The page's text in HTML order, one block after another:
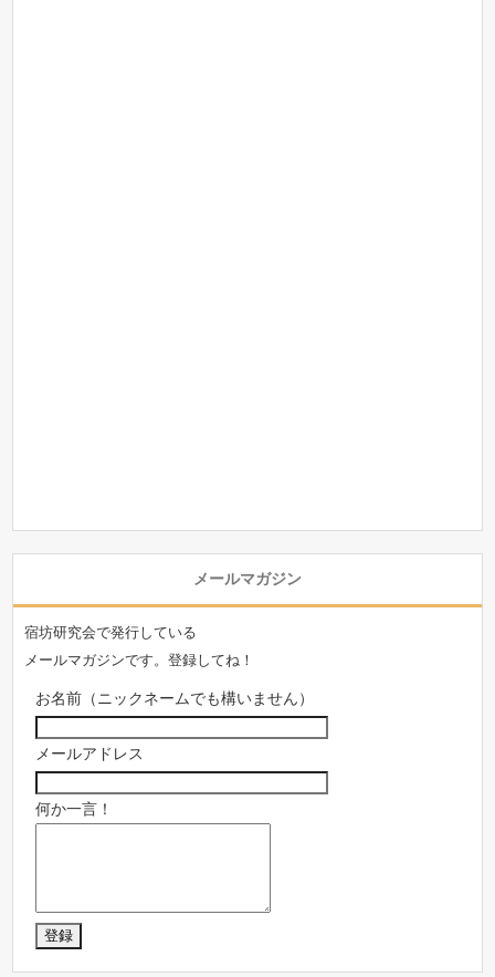
メールマガジン
宿坊研究会で発行している
メールマガジンです。登録してね！
お名前（ニックネームでも構いません）
メールアドレス
何か一言！